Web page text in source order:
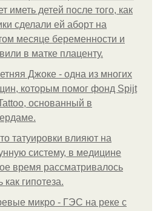
иметь детей после того, как
сделали ей аборт на
месяце беременности и
в матке плаценту.
Джоке - одна из многих
которым помог фонд Spijt
основанный в
татуировки влияют на
систему, в медицине
время рассматривалось
как гипотеза.
микро - ГЭС на реке с